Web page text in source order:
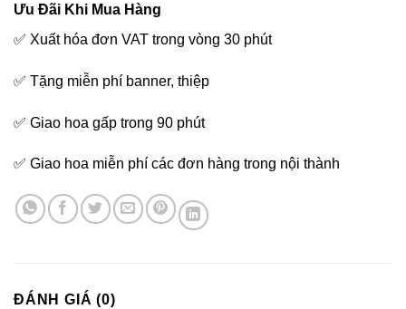
Ưu Đãi Khi Mua Hàng
✅ Xuất hóa đơn VAT trong vòng 30 phút
✅ Tặng miễn phí banner, thiệp
✅ Giao hoa gấp trong 90 phút
✅ Giao hoa miễn phí các đơn hàng trong nội thành
ĐÁNH GIÁ (0)